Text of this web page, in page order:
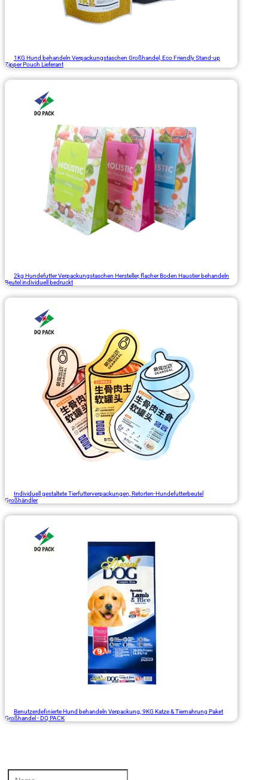
1KG Hund behandeln Verpackungstaschen Großhandel, Eco Friendly Stand-up
Zipper Pouch Lieferant
2kg Hundefutter Verpackungstaschen Hersteller, flacher Boden Haustier behandeln
Beutel individuell bedruckt
Individuell gestaltete Tierfutterverpackungen, Retorten-Hundefutterbeutel
Großhändler
Benutzerdefinierte Hund behandeln Verpackung, 9KG Katze & Tiernahrung Paket
Großhandel - DQ PACK